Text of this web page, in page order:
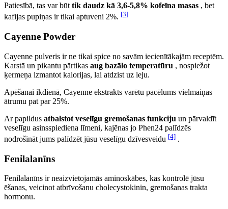
Patiesībā, tas var būt tik daudz kā 3,6-5,8% kofeīna masas , bet
kafijas pupiņas ir tikai aptuveni 2%. [3]
Cayenne Powder
Cayenne pulveris ir ne tikai spice no savām iecienītākajām receptēm.
Karstā un pikantu pārtikas aug bazālo temperatūru , nospiežot
ķermeņa izmantot kalorijas, lai atdzist uz leju.
Apēšanai ikdienā, Cayenne ekstrakts varētu pacēlums vielmaiņas
ātrumu pat par 25%.
Ar papildus atbalstot veselīgu gremošanas funkciju un pārvaldīt
veselīgu asinsspiediena līmeni, kajēnas jo Phen24 palīdzēs
nodrošināt jums palīdzēt jūsu veselīgu dzīvesveidu [4] .
Fenilalanīns
Fenilalanīns ir neaizvietojamās aminoskābes, kas kontrolē jūsu
ēšanas, veicinot atbrīvošanu cholecystokinin, gremošanas trakta
hormonu.